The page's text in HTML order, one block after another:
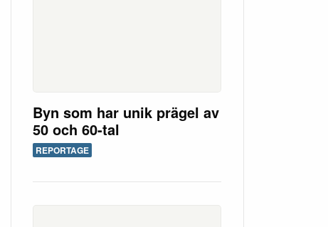
Byn som har unik prägel av
50 och 60-tal
REPORTAGE